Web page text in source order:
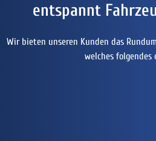
entspannt
Wir bieten unseren Kunden das
welches folgendes